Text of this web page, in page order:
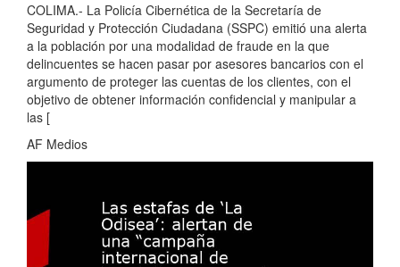
COLIMA.- La Policía Cibernética de la Secretaría de
Seguridad y Protección Ciudadana (SSPC) emitió una alerta
a la población por una modalidad de fraude en la que
delincuentes se hacen pasar por asesores bancarios con el
argumento de proteger las cuentas de los clientes, con el
objetivo de obtener información confidencial y manipular a
las [
AF Medios